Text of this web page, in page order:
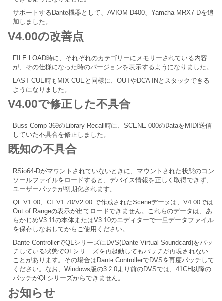
サポートするDante機器として、AVIOM D400、Yamaha MRX7-Dを追
加しました。
V4.00の改善点
FILE LOAD時に、それぞれのカテゴリーにメモリーされている内容
が、その仕様になった時のバージョンを表示するようになりました。
LAST CUE時もMIX CUEと同様に、OUTやDCA INとスタックできる
ようになりました。
V4.00で修正した不具合
Buss Comp 369のLibrary Recall時に、SCENE 000のDataをMIDI送信
していた不具合を修正しました。
既知の不具合
RSio64-Dがマウントされていないときに、マウントされた状態のコン
ソールファイルをロードすると、デバイス情報を正しく取得できず、
ユーザーパッチが初期化されます。
QL V1.00、CL V1.70/V2.00 で作成されたSceneデータは、V4.00では
Out of Rangeの表示が出てロードできません。これらのデータは、あ
らかじめV3.11の本体またはV3.10のエディターで一旦データファイル
を保存しなおしてからご使用ください。
Dante ControllerでQLシリーズにDVS(Dante Virtual Soundcard)をパッ
チしている状態でQLシリーズを再起動してもパッチが再現されない
ことがあります。その場合はDante ControllerでDVSを再度パッチして
ください。なお、Windows版の3.2.0より前のDVSでは、41CH以降の
パッチがQLシリーズからできません。
お知らせ